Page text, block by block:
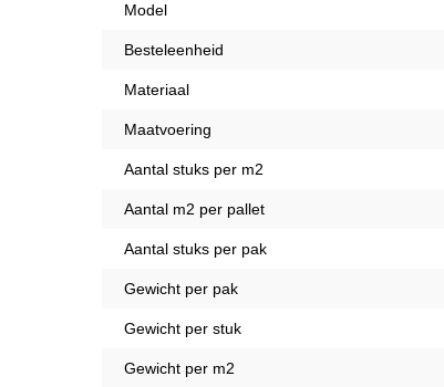
Model
Besteleenheid
Materiaal
Maatvoering
Aantal stuks per m2
Aantal m2 per pallet
Aantal stuks per pak
Gewicht per pak
Gewicht per stuk
Gewicht per m2